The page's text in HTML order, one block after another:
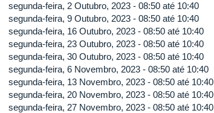
segunda-feira, 2 Outubro, 2023 - 08:50 até 10:40
segunda-feira, 9 Outubro, 2023 - 08:50 até 10:40
segunda-feira, 16 Outubro, 2023 - 08:50 até 10:40
segunda-feira, 23 Outubro, 2023 - 08:50 até 10:40
segunda-feira, 30 Outubro, 2023 - 08:50 até 10:40
segunda-feira, 6 Novembro, 2023 - 08:50 até 10:40
segunda-feira, 13 Novembro, 2023 - 08:50 até 10:40
segunda-feira, 20 Novembro, 2023 - 08:50 até 10:40
segunda-feira, 27 Novembro, 2023 - 08:50 até 10:40